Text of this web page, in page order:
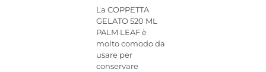
La COPPETTA
GELATO 520 ML
PALM LEAF è
molto comodo da
usare per
conservare